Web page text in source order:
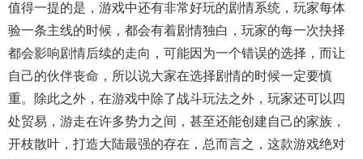
值得一提的是，游戏中还有非常好玩的剧情系统，玩家每体
验一条主线的时候，都会有着剧情独白，玩家的每一次抉择
都会影响剧情后续的走向，可能因为一个错误的选择，而让
自己的伙伴丧命，所以说大家在选择剧情的时候一定要慎
重。除此之外，在游戏中除了战斗玩法之外，玩家还可以四
处贸易，游走在许多势力之间，甚至还能创建自己的家族，
开枝散叶，打造大陆最强的存在，总而言之，这款游戏绝对